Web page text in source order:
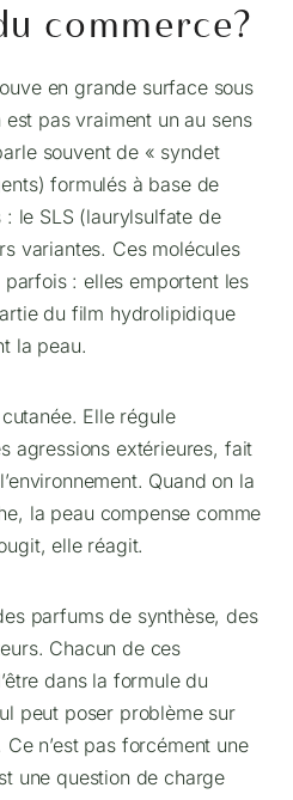
commerce?
en grande surface sous
est pas vraiment un au sens
souvent de « syndet
formulés à base de
le SLS (laurylsulfate de
variantes. Ces molécules
: elles emportent les
du film hydrolipidique
la peau.
Elle régule
agressions extérieures, fait
Quand on la
la peau compense comme
elle réagit.
parfums de synthèse, des
Chacun de ces
dans la formule du
peut poser problème sur
n’est pas forcément une
une question de charge